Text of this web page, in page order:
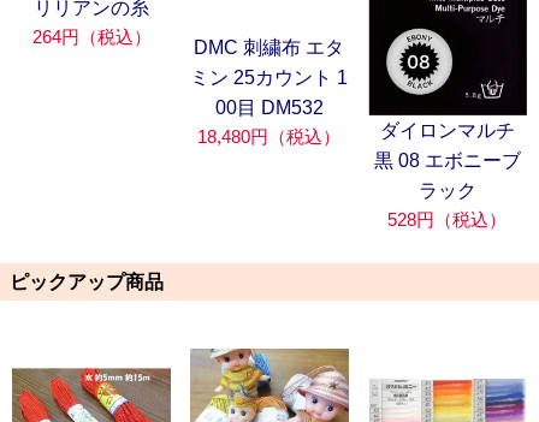
リリアンの糸
264円（税込）
DMC 刺繍布 エタ
ミン 25カウント 1
00目 DM532
18,480円（税込）
ダイロンマルチ
黒 08 エボニーブ
ラック
528円（税込）
ピックアップ商品